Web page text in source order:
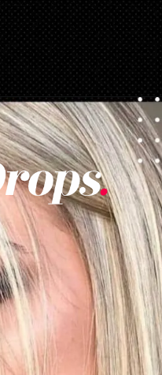
corte-de-cabelo-long-bob/